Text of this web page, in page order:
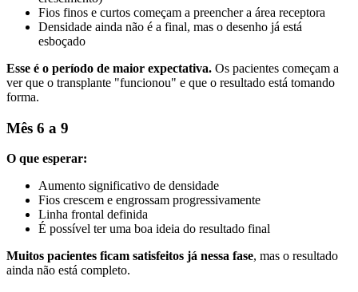
Fios finos e curtos começam a preencher a área receptora
Densidade ainda não é a final, mas o desenho já está
esboçado
Esse é o período de maior expectativa. Os pacientes começam a
ver que o transplante "funcionou" e que o resultado está tomando
forma.
Mês 6 a 9
O que esperar:
Aumento significativo de densidade
Fios crescem e engrossam progressivamente
Linha frontal definida
É possível ter uma boa ideia do resultado final
Muitos pacientes ficam satisfeitos já nessa fase, mas o resultado
ainda não está completo.